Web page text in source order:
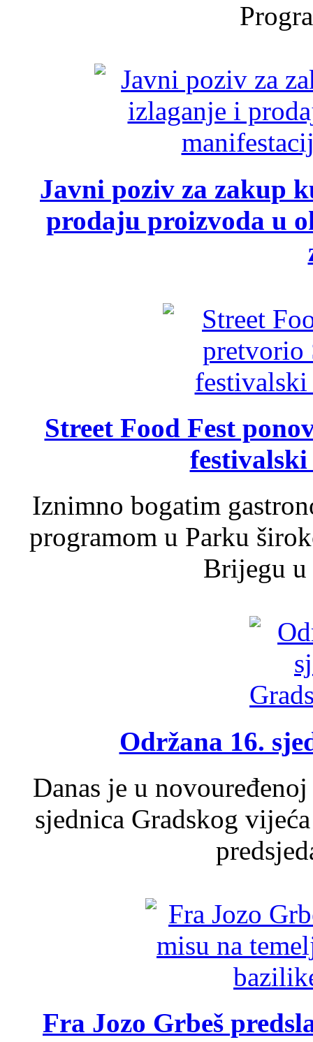
Javni poziv za zakup
prodaju proizvoda u
Street Food Fest
Iznimno bogatim
programom u Parku
Brijegu u
Održana 16.
Danas je u
sjednica Gradskog
Fra Jozo Grbeš